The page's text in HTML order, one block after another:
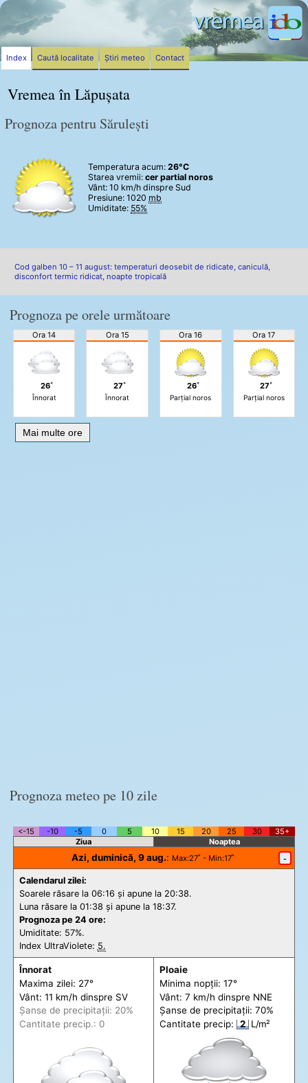
Vremea în Lăpușata
Prognoza pentru Sărulești
Temperatura acum: 26°C
Starea vremii: cer partial noros
Vânt: 10 km/h dinspre Sud
Presiune: 1020 mb
Umiditate: 55%
Cod galben 10 – 11 august: temperaturi deosebit de ridicate, caniculă,
disconfort termic ridicat, noapte tropicală
Prognoza pe orele următoare
Ora 14
26˚
Înnorat
Ora 15
27˚
Înnorat
Ora 16
26˚
Parțial noros
Ora 17
27˚
Parțial noros
Mai multe ore
Prognoza meteo pe 10 zile
<-15 -10 -5 0 5 10 15 20 25 30
35+
Ziua
Noaptea
Azi, duminică, 9 aug.: Max:27˚ - Min:17˚ -
Calendarul zilei:
Soarele răsare la 06:16 și apune la 20:38.
Luna răsare la 01:38 și apune la 18:37.
Prognoza pe 24 ore:
Umiditate: 57%.
Index UltraViolete: 5.
Înnorat
Maxima zilei: 27°
Vânt: 11 km/h dinspre SV
Șanse de precipitații: 20%
Cantitate precip.: 0
Ploaie
Minima nopții: 17°
Vânt: 7 km/h dinspre NNE
Șanse de precipitații: 70%
Cantitate precip:
2 L/m²
Index Caută localitate Știri meteo Contact